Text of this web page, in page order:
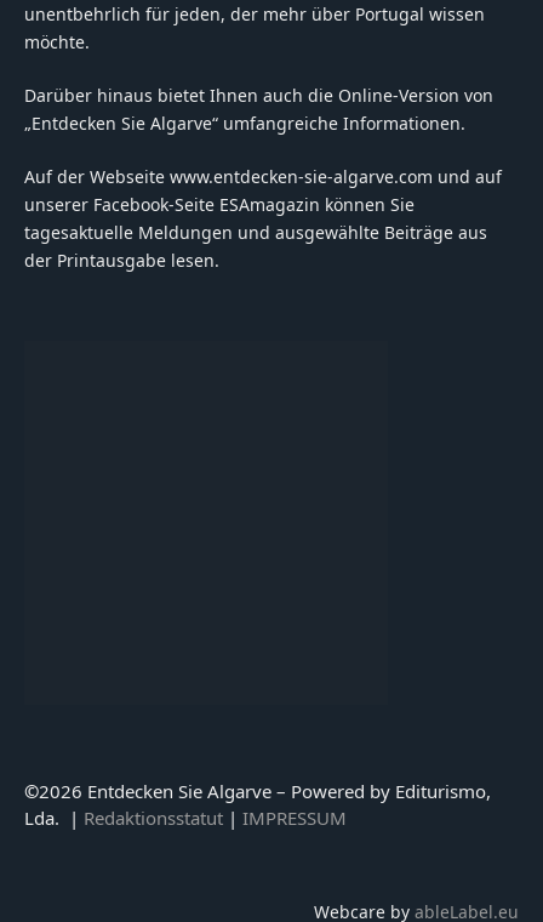
unentbehrlich für jeden, der mehr über Portugal wissen
möchte.
Darüber hinaus bietet Ihnen auch die Online-Version von
„Entdecken Sie Algarve“ umfangreiche Informationen.
Auf der Webseite www.entdecken-sie-algarve.com und auf
unserer Facebook-Seite ESAmagazin können Sie
tagesaktuelle Meldungen und ausgewählte Beiträge aus
der Printausgabe lesen.
©2026 Entdecken Sie Algarve – Powered by Editurismo,
Lda. | Redaktionsstatut | IMPRESSUM
Webcare by ableLabel.eu